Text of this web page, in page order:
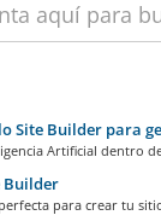
Site Builder para
Artificial dentro
Builder
para crear tu